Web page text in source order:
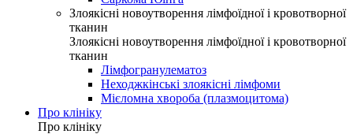
Злоякісні новоутворення лімфоїдної і кровотворної
тканин
Злоякісні новоутворення лімфоїдної і кровотворної
тканин
Лімфогранулематоз
Неходжкінські злоякісні лімфоми
Мієломна хвороба (плазмоцитома)
Про клініку
Про клініку